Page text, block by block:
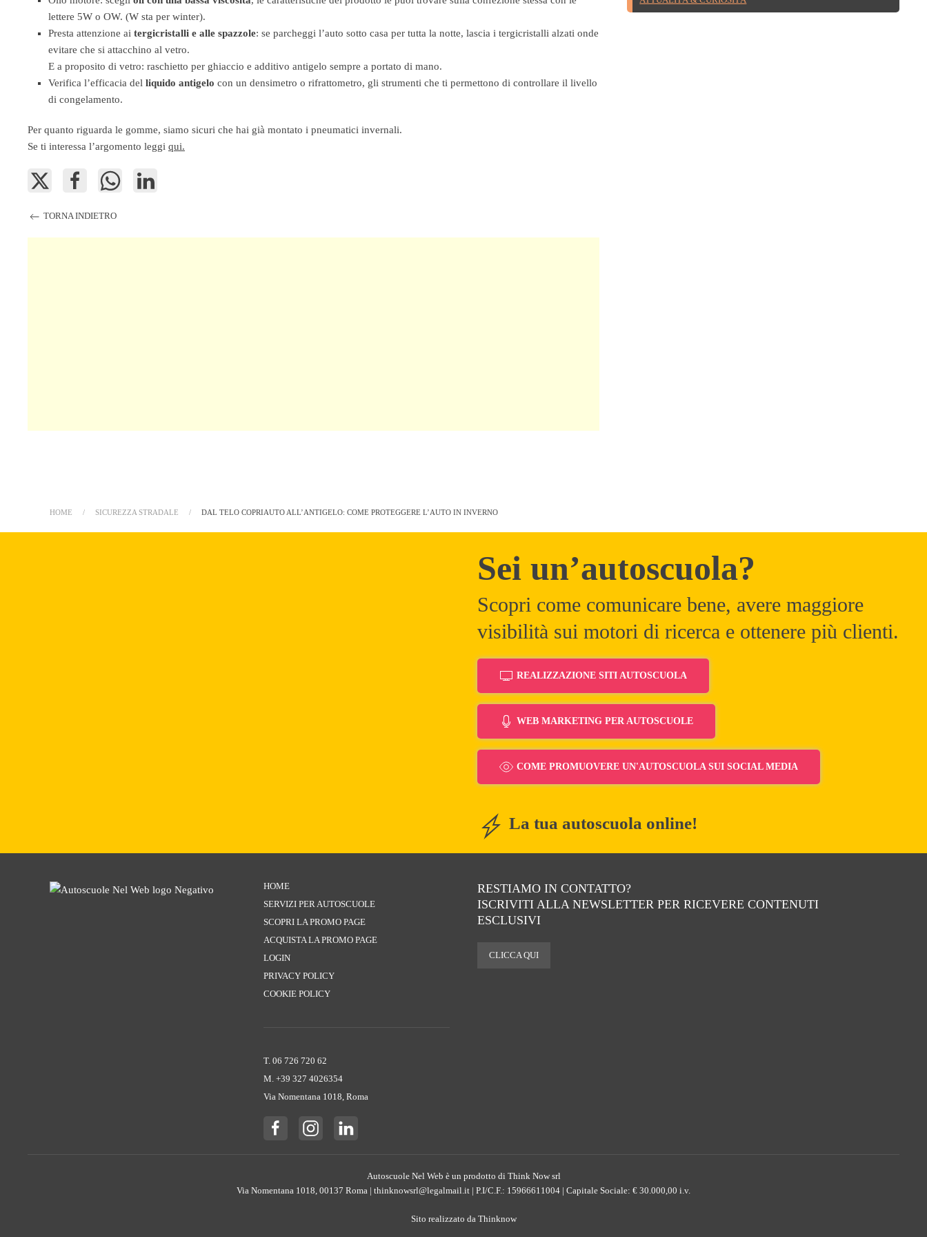
lettere 5W o OW. (W sta per winter).
Presta attenzione ai tergicristalli e alle spazzole: se parcheggi l’auto sotto casa per tutta la notte, lascia i tergicristalli alzati onde
evitare che si attacchino al vetro.
E a proposito di vetro: raschietto per ghiaccio e additivo antigelo sempre a portato di mano.
Verifica l’efficacia del liquido antigelo con un densimetro o rifrattometro, gli strumenti che ti permettono di controllare il livello
di congelamento.
Per quanto riguarda le gomme, siamo sicuri che hai già montato i pneumatici invernali.
Se ti interessa l’argomento leggi qui.
TORNA INDIETRO
HOME SICUREZZA STRADALE DAL TELO COPRIAUTO ALL’ANTIGELO: COME PROTEGGERE L’AUTO IN INVERNO
Sei un’autoscuola?
Scopri come comunicare bene, avere maggiore
visibilità sui motori di ricerca e ottenere più clienti.
REALIZZAZIONE SITI AUTOSCUOLA
WEB MARKETING PER AUTOSCUOLE
COME PROMUOVERE UN'AUTOSCUOLA SUI SOCIAL MEDIA
La tua autoscuola online!
HOME
SERVIZI PER AUTOSCUOLE
SCOPRI LA PROMO PAGE
ACQUISTA LA PROMO PAGE
LOGIN
PRIVACY POLICY
COOKIE POLICY
T. 06 726 720 62
M. +39 ‭327 4026354‬
Via Nomentana 1018, Roma
RESTIAMO IN CONTATTO?
ISCRIVITI ALLA NEWSLETTER PER RICEVERE CONTENUTI
ESCLUSIVI
CLICCA QUI
Autoscuole Nel Web è un prodotto di Think Now srl
Via Nomentana 1018, 00137 Roma | thinknowsrl@legalmail.it | P.I/C.F.: 15966611004 | Capitale Sociale: € 30.000,00 i.v.
Sito realizzato da Thinknow